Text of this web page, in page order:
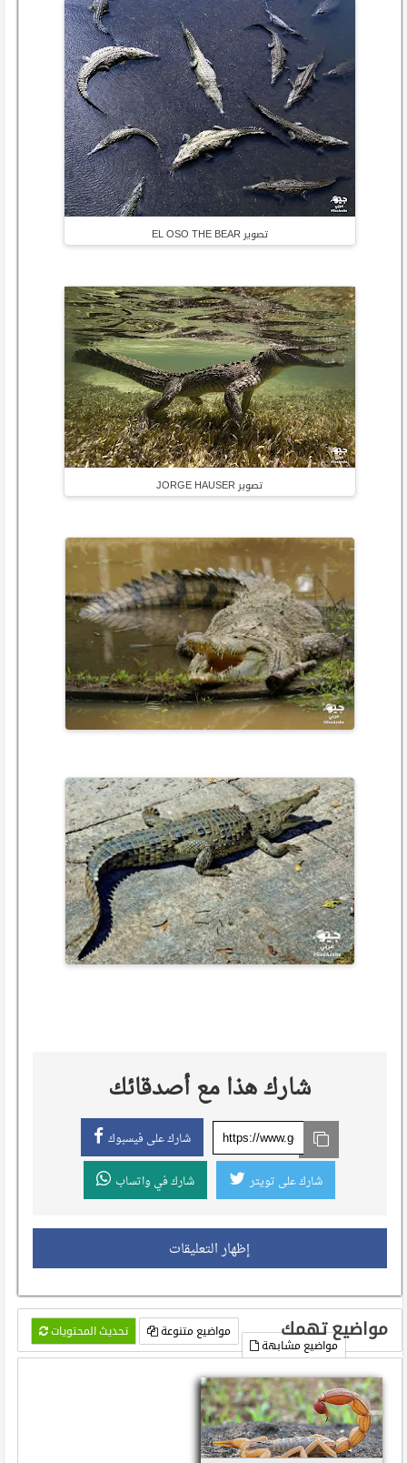
تصوير EL OSO THE BEAR
تصوير JORGE HAUSER
شارك هذا مع أصدقائك
شارك على فيسبوك
شارك على تويتر شارك في واتساب
إظهار التعليقات
مواضيع تهمك تحديث المحتويات
مواضيع متنوعة
مواضيع مشابهة